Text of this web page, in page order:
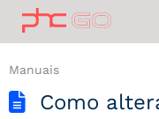
Manuais
Como